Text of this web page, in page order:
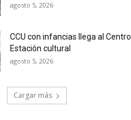
agosto 5, 2026
CCU con infancias llega al Centro
Estación cultural
agosto 5, 2026
Cargar más